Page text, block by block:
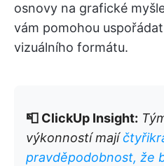
osnovy na grafické
vám pomohou
vizuálního formátu.
📮 ClickUp Insight:
výkonností mají
pravděpodobnost, že